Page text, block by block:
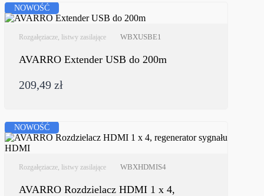
NOWOŚĆ
Rozgałęziacze, listwy zasilające WBXUSBE1
AVARRO Extender USB do 200m
209,49 zł
NOWOŚĆ
Rozgałęziacze, listwy zasilające WBXHDMIS4
AVARRO Rozdzielacz HDMI 1 x 4,